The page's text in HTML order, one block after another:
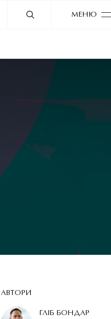
МЕНЮ
АВТОРИ
ГЛІБ БОНДАР